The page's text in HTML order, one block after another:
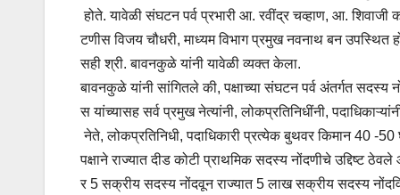
होते. यावेळी संघटन पर्व प्रभारी आ. रवींद्र चव्हाण, आ.
टणीस विजय चौधरी, माध्यम विभाग प्रमुख नवनाथ बन उपस्थित
सही श्री. बावनकुळे यांनी यावेळी व्यक्त केला.
बावनकुळे यांनी सांगितले की, पक्षाच्या संघटन पर्व अंतर्गत सदस्य
स यांच्यासह सर्व प्रमुख नेत्यांनी, लोकप्रतिनिधींनी,
नेते, लोकप्रतिनिधी, पदाधिकारी प्रत्येक बुथवर किमान 40 -
पक्षाने राज्यात दीड कोटी प्राथमिक सदस्य नोंदणीचे उद्दिष्ट
र 5 सक्रीय सदस्य नोंदवून राज्यात 5 लाख सक्रीय सदस्य